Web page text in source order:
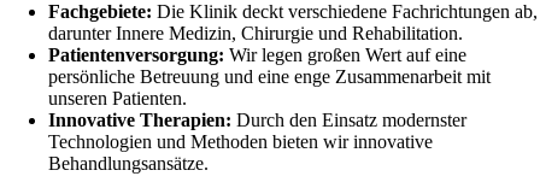
Fachgebiete: Die Klinik deckt verschiedene Fachrichtungen ab,
darunter Innere Medizin, Chirurgie und Rehabilitation.
Patientenversorgung: Wir legen großen Wert auf eine
persönliche Betreuung und eine enge Zusammenarbeit mit
unseren Patienten.
Innovative Therapien: Durch den Einsatz modernster
Technologien und Methoden bieten wir innovative
Behandlungsansätze.